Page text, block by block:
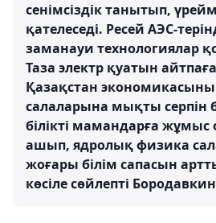
сенімсіздік танытып,
қателеседі. Ресей АЭС-
заманауи технологиялар
Таза электр қуатын
Қазақстан
салаларына мықты серпін
білікті мамандарға
ашып, ядролық физика
жоғары білім сапасын
көсіле сөйлепті